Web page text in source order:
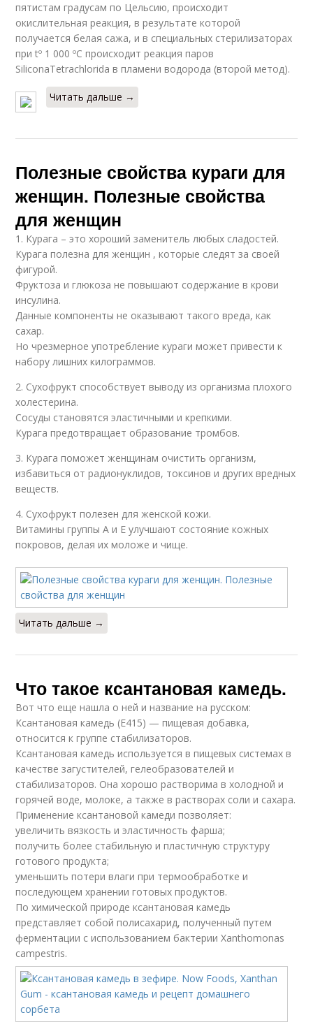
пятистам градусам по Цельсию, происходит
окислительная реакция, в результате которой
получается белая сажа, и в специальных стерилизаторах
при tº 1 000 ºС происходит реакция паров
SiliconаTetrachloridа в пламени водорода (второй метод).
Читать дальше →
Полезные свойства кураги для
женщин. Полезные свойства
для женщин
1. Курага – это хороший заменитель любых сладостей.
Курага полезна для женщин , которые следят за своей
фигурой.
Фруктоза и глюкоза не повышают содержание в крови
инсулина.
Данные компоненты не оказывают такого вреда, как
сахар.
Но чрезмерное употребление кураги может привести к
набору лишних килограммов.
2. Сухофрукт способствует выводу из организма плохого
холестерина.
Сосуды становятся эластичными и крепкими.
Курага предотвращает образование тромбов.
3. Курага поможет женщинам очистить организм,
избавиться от радионуклидов, токсинов и других вредных
веществ.
4. Сухофрукт полезен для женской кожи.
Витамины группы А и Е улучшают состояние кожных
покровов, делая их моложе и чище.
Читать дальше →
Что такое ксантановая камедь.
Вот что еще нашла о ней и название на русском:
Ксантановая камедь (Е415) — пищевая добавка,
относится к группе стабилизаторов.
Ксантановая камедь используется в пищевых системах в
качестве загустителей, гелеобразователей и
стабилизаторов. Она хорошо растворима в холодной и
горячей воде, молоке, а также в растворах соли и сахара.
Применение ксантановой камеди позволяет:
увеличить вязкость и эластичность фарша;
получить более стабильную и пластичную структуру
готового продукта;
уменьшить потери влаги при термообработке и
последующем хранении готовых продуктов.
По химической природе ксантановая камедь
представляет собой полисахарид, полученный путем
ферментации с использованием бактерии Xanthomonas
campestris.